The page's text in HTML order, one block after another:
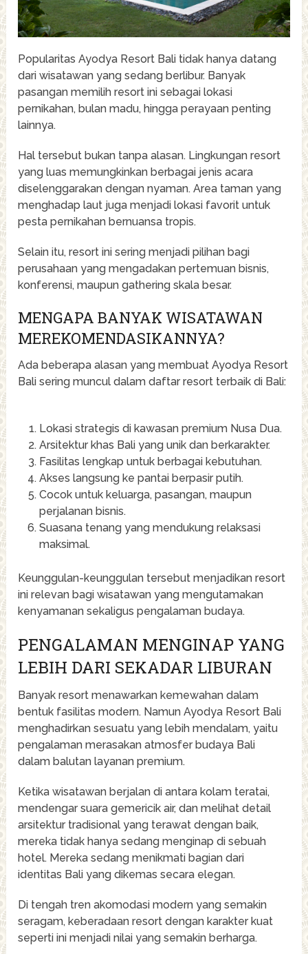
Popularitas Ayodya Resort Bali tidak hanya datang
dari wisatawan yang sedang berlibur. Banyak
pasangan memilih resort ini sebagai lokasi
pernikahan, bulan madu, hingga perayaan penting
lainnya.
Hal tersebut bukan tanpa alasan. Lingkungan resort
yang luas memungkinkan berbagai jenis acara
diselenggarakan dengan nyaman. Area taman yang
menghadap laut juga menjadi lokasi favorit untuk
pesta pernikahan bernuansa tropis.
Selain itu, resort ini sering menjadi pilihan bagi
perusahaan yang mengadakan pertemuan bisnis,
konferensi, maupun gathering skala besar.
MENGAPA BANYAK WISATAWAN
MEREKOMENDASIKANNYA?
Ada beberapa alasan yang membuat Ayodya Resort
Bali sering muncul dalam daftar resort terbaik di Bali:
Lokasi strategis di kawasan premium Nusa Dua.
Arsitektur khas Bali yang unik dan berkarakter.
Fasilitas lengkap untuk berbagai kebutuhan.
Akses langsung ke pantai berpasir putih.
Cocok untuk keluarga, pasangan, maupun
perjalanan bisnis.
Suasana tenang yang mendukung relaksasi
maksimal.
Keunggulan-keunggulan tersebut menjadikan resort
ini relevan bagi wisatawan yang mengutamakan
kenyamanan sekaligus pengalaman budaya.
PENGALAMAN MENGINAP YANG
LEBIH DARI SEKADAR LIBURAN
Banyak resort menawarkan kemewahan dalam
bentuk fasilitas modern. Namun Ayodya Resort Bali
menghadirkan sesuatu yang lebih mendalam, yaitu
pengalaman merasakan atmosfer budaya Bali
dalam balutan layanan premium.
Ketika wisatawan berjalan di antara kolam teratai,
mendengar suara gemericik air, dan melihat detail
arsitektur tradisional yang terawat dengan baik,
mereka tidak hanya sedang menginap di sebuah
hotel. Mereka sedang menikmati bagian dari
identitas Bali yang dikemas secara elegan.
Di tengah tren akomodasi modern yang semakin
seragam, keberadaan resort dengan karakter kuat
seperti ini menjadi nilai yang semakin berharga.